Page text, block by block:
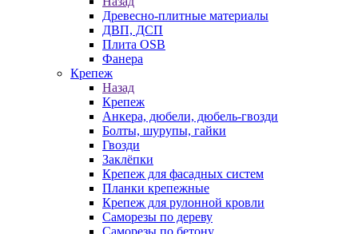
Древесно-плитные материалы
ДВП, ДСП
Плита OSB
Фанера
Крепеж
Назад
Крепеж
Анкера, дюбели, дюбель-гвозди
Болты, шурупы, гайки
Гвозди
Заклёпки
Крепеж для фасадных систем
Планки крепежные
Крепеж для рулонной кровли
Саморезы по дереву
Саморезы по бетону